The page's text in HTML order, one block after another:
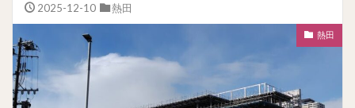
2025-12-10 熱田
熱田